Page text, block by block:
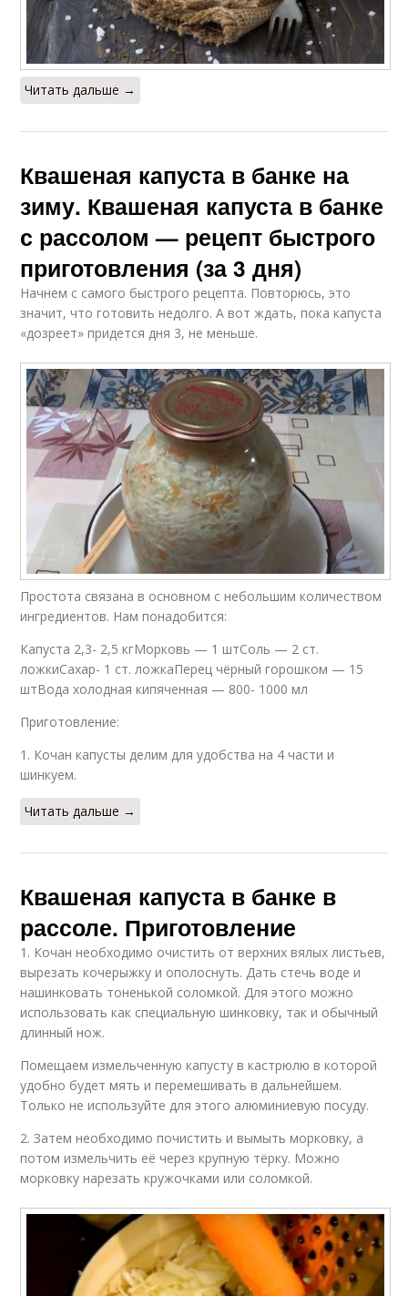
Читать дальше →
Квашеная капуста в банке на
зиму. Квашеная капуста в банке
с рассолом — рецепт быстрого
приготовления (за 3 дня)
Начнем с самого быстрого рецепта. Повторюсь, это
значит, что готовить недолго. А вот ждать, пока капуста
«дозреет» придется дня 3, не меньше.
Простота связана в основном с небольшим количеством
ингредиентов. Нам понадобится:
Капуста 2,3- 2,5 кгМорковь — 1 штСоль — 2 ст.
ложкиСахар- 1 ст. ложкаПерец чёрный горошком — 15
штВода холодная кипяченная — 800- 1000 мл
Приготовление:
1. Кочан капусты делим для удобства на 4 части и
шинкуем.
Читать дальше →
Квашеная капуста в банке в
рассоле. Приготовление
1. Кочан необходимо очистить от верхних вялых листьев,
вырезать кочерыжку и ополоснуть. Дать стечь воде и
нашинковать тоненькой соломкой. Для этого можно
использовать как специальную шинковку, так и обычный
длинный нож.
Помещаем измельченную капусту в кастрюлю в которой
удобно будет мять и перемешивать в дальнейшем.
Только не используйте для этого алюминиевую посуду.
2. Затем необходимо почистить и вымыть морковку, а
потом измельчить её через крупную тёрку. Можно
морковку нарезать кружочками или соломкой.